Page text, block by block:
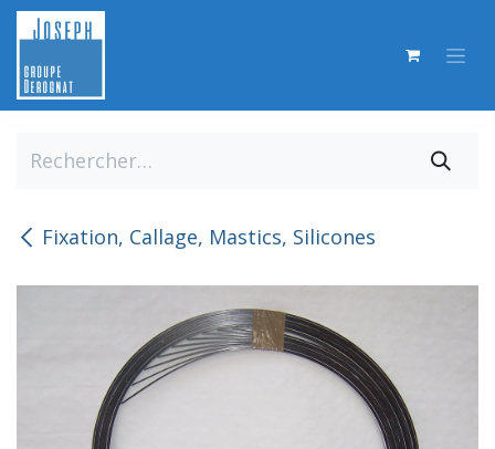
Se rendre au contenu
Fixation, Callage, Mastics, Silicones